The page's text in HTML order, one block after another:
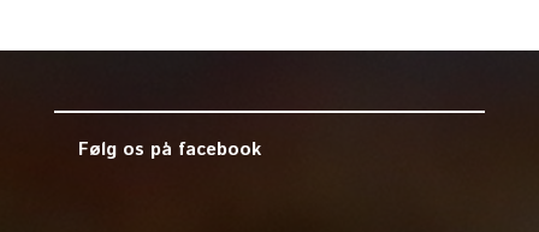
Følg os på facebook